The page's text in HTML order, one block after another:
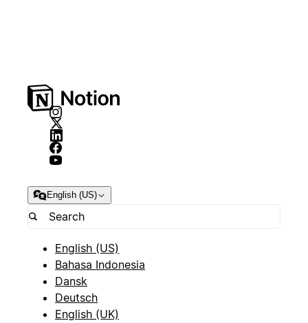
English (US)
English (US)
Bahasa Indonesia
Dansk
Deutsch
English (UK)